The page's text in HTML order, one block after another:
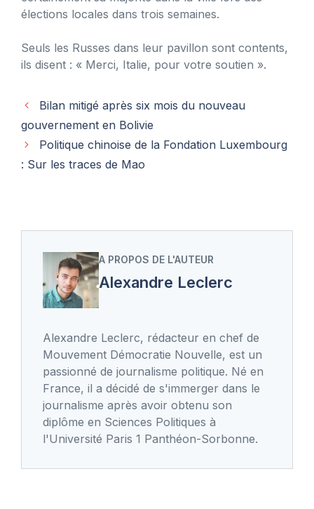
élections locales dans trois semaines.
Seuls les Russes dans leur pavillon sont contents,
ils disent : « Merci, Italie, pour votre soutien ».
Bilan mitigé après six mois du nouveau
gouvernement en Bolivie
Politique chinoise de la Fondation Luxembourg
: Sur les traces de Mao
A PROPOS DE L'AUTEUR
Alexandre Leclerc
Alexandre Leclerc, rédacteur en chef de
Mouvement Démocratie Nouvelle, est un
passionné de journalisme politique. Né en
France, il a décidé de s'immerger dans le
journalisme après avoir obtenu son
diplôme en Sciences Politiques à
l'Université Paris 1 Panthéon-Sorbonne.